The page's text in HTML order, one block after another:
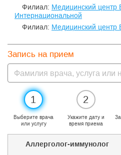
Филиал: Медицинский
Интернациональной
Филиал: Медицинский
Запись на прием
1
Выберите врача
или услугу
2
Укажите дату и
время приема
Аллерголог-иммунолог